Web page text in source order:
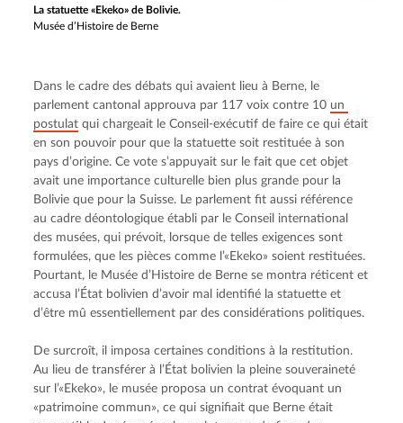
La statuette «Ekeko» de Bolivie.
Musée d’Histoire de Berne
Dans le cadre des débats qui avaient lieu à Berne, le
parlement cantonal approuva par 117 voix contre 10 un
postulat qui chargeait le Conseil-exécutif de faire ce qui était
en son pouvoir pour que la statuette soit restituée à son
pays d’origine. Ce vote s’appuyait sur le fait que cet objet
avait une importance culturelle bien plus grande pour la
Bolivie que pour la Suisse. Le parlement fit aussi référence
au cadre déontologique établi par le Conseil international
des musées, qui prévoit, lorsque de telles exigences sont
formulées, que les pièces comme l’«Ekeko» soient restituées.
Pourtant, le Musée d’Histoire de Berne se montra réticent et
accusa l’État bolivien d’avoir mal identifié la statuette et
d’être mû essentiellement par des considérations politiques.
De surcroît, il imposa certaines conditions à la restitution.
Au lieu de transférer à l’État bolivien la pleine souveraineté
sur l’«Ekeko», le musée proposa un contrat évoquant un
«patrimoine commun», ce qui signifiait que Berne était